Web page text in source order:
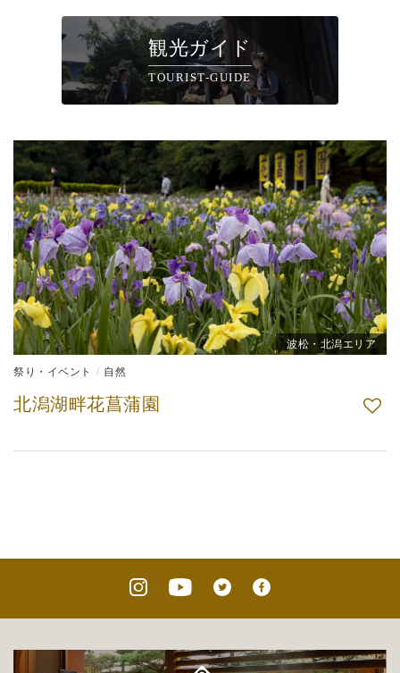
観光ガイド
TOURIST-GUIDE
波松・北潟エリア
祭り・イベント 自然
北潟湖畔花菖蒲園